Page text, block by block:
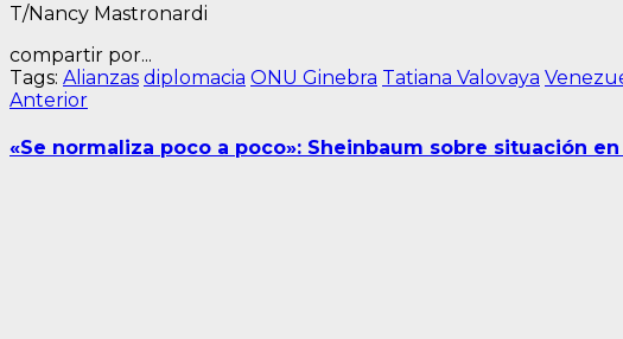
T/Nancy Mastronardi
compartir por...
Tags: Alianzas diplomacia ONU Ginebra Tatiana Valovaya
Navegación
de
AnteriorEntrada
«Se normaliza poco a poco»: Sheinbaum sobre situación